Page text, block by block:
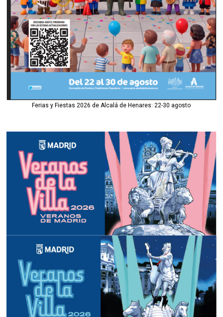
Ferias y Fiestas 2026 de Alcalá de Henares: 22-30 agosto